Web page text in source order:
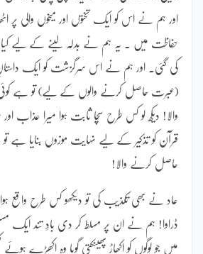
اور ہم نے اس کو ایک تختوں اور میخوں والی پر
حفاظت میں ۔ یہ ہم نے بدلہ لینے کے لیے
کی گئی۔ اور ہم نے اس سرگزشت کو ایک داستانِ
(عبرت حاصل کرنے والوں کے لیے) تو ہے
والا! دیکھ لو کس طرح سچا ثابت ہوا میرا عذاب اور
قرآن کو تذکیر کے لیے نہایت موزوں بنایا ہے تو
حاصل کرنے والا!
عاد نے بھی تکذیب کی تو دیکھو کس طرح واقع ہوا
ڈراوا! ہم نے ان پر مسلط کر دی بادِ تند
میں جو لوگوں کو اکھاڑ پھینکتی گویا وہ اکھڑے